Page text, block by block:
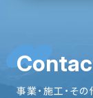
事業・施工・そ